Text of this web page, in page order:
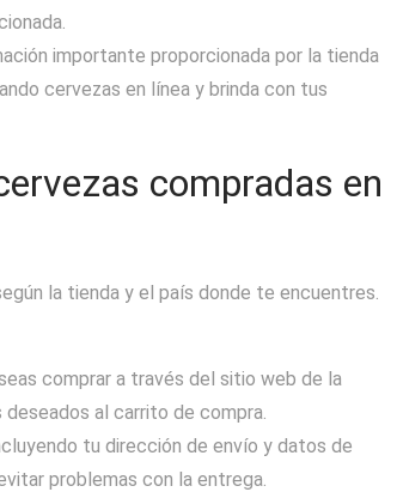
importante proporcionada por la tienda
cervezas en línea y brinda con tus
compradas en
la tienda y el país donde te encuentres.
comprar a través del sitio web de la
al carrito de compra.
tu dirección de envío y datos de
problemas con la entrega.